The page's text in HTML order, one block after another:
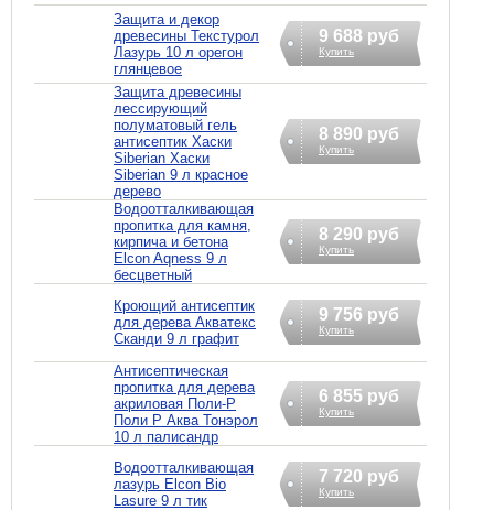
Защита и декор
древесины Текстурол
Лазурь 10 л орегон
глянцевое
9 688 руб
Купить
Защита древесины
лессирующий
полуматовый гель
антисептик Хаски
Siberian Хаски
Siberian 9 л красное
дерево
8 890 руб
Купить
Водоотталкивающая
пропитка для камня,
кирпича и бетона
Elcon Aqness 9 л
бесцветный
8 290 руб
Купить
Кроющий антисептик
для дерева Акватекс
Сканди 9 л графит
9 756 руб
Купить
Антисептическая
пропитка для дерева
акриловая Поли-Р
Поли Р Аква Тонэрол
10 л палисандр
6 855 руб
Купить
Водоотталкивающая
лазурь Elcon Bio
Lasure 9 л тик
7 720 руб
Купить